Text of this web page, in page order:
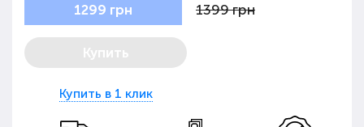
1299 грн 1399 грн
Купить
Купить в 1 клик